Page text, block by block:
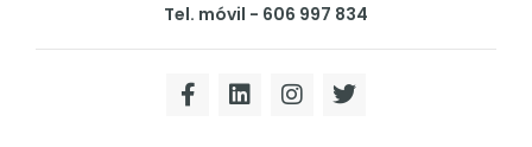
Tel. móvil - 606 997 834